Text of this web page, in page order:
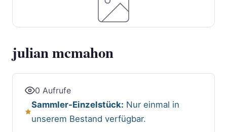
julian mcmahon
0 Aufrufe
Sammler-Einzelstück: Nur einmal in
unserem Bestand verfügbar.